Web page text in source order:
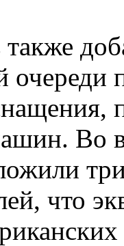
Во
что